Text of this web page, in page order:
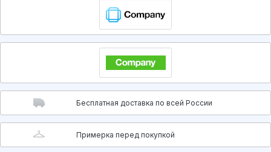
Бесплатная доставка по всей России
Примерка перед покупкой